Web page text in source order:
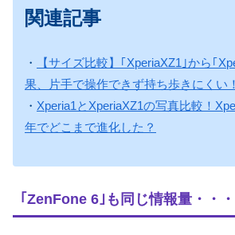
関連記事
・
【サイズ比較】｢XperiaXZ1｣から｢
果、片手で操作できず持ち歩きにくい！
・ Xperia1とXperiaXZ1の写真比較！
年でどこまで進化した？
｢ZenFone 6｣も同じ情報量・・・